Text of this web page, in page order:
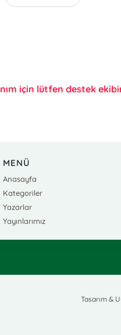
için lütfen destek
MENÜ
Anasayfa
Kategoriler
Yazarlar
Yayınlarımız
Tasarım &